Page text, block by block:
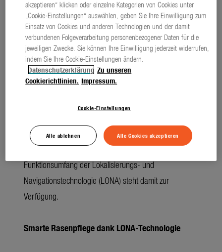
Zur Inbetriebnahme muss lediglich die Ladestation im
Garten platziert werden. Der smart SILENO free wird
dann über das Gateway in das GARDENA smart
system eingebunden. Somit kann er von jedem Ort aus
über die kostenlose GARDENA smart App erreicht und
Rasenkante um den Mähbereich geführt, wodurch er
seine virtuelle Begrenzung kennenlernt. Auch der volle
Funktionsumfang der Lokalisierungs- und
Navigationstechnologie (LONA) steht damit zur
Verfügung.
Smarte Rasenpflege dank LONA-Technologie
akzeptieren“ klicken oder einzelne Kategorien von Cookies unter
„Cookie-Einstellungen“ auswählen, geben Sie Ihre Einwilligung zum
Einsatz von Cookies und anderen Technologien und der damit
verbundenen Folgeverarbeitung personenbezogener Daten für die
jeweiligen Zwecke. Sie können Ihre Einwilligung jederzeit widerrufen,
indem Sie Ihre Cookie-Einstellungen ändern.
Datenschutzerklärung Zu unseren
Cookierichtlinien. Impressum.
Cookie-Einstellungen
Alle ablehnen Alle Cookies akzeptieren